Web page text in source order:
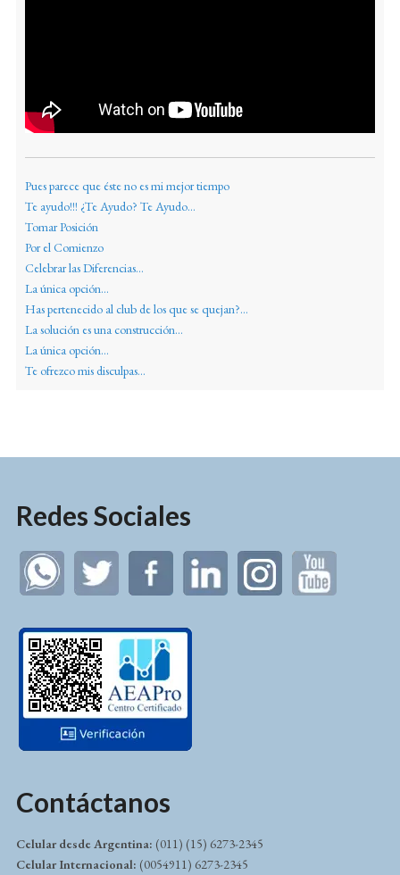
Pues parece que éste no es mi mejor tiempo
Te ayudo!!! ¿Te Ayudo? Te Ayudo...
Tomar Posición
Por el Comienzo
Celebrar las Diferencias...
La única opción...
Has pertenecido al club de los que se quejan?...
La solución es una construcción...
La única opción...
Te ofrezco mis disculpas...
Redes Sociales
Contáctanos
Celular desde Argentina: (011) (15) 6273-2345
Celular Internacional: (0054911) 6273-2345